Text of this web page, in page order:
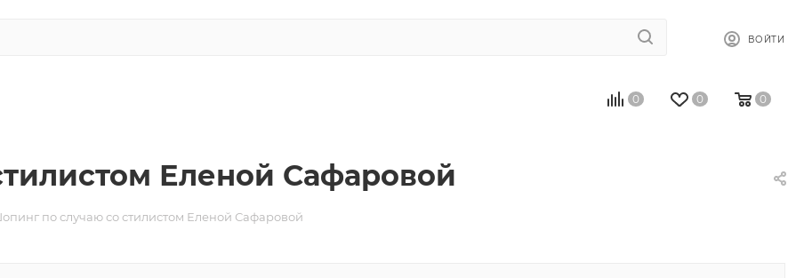
ВОЙТИ
0 0 0
Еленой Сафаровой
по случаю со стилистом Еленой Сафаровой